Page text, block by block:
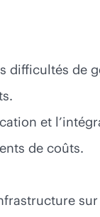
difficultés de
et
de coûts.